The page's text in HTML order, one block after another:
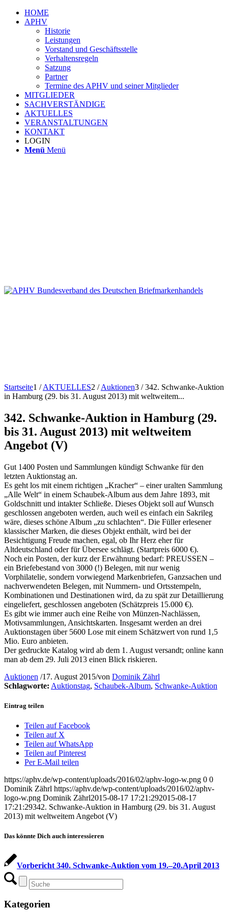
HOME
APHV
Historie
Leistungen
Vorstand und Geschäftsstelle
Verhaltensregeln
Satzung
Partner
Termine des APHV und seiner Mitglieder
MITGLIEDER
SACHVERSTÄNDIGE
AKTUELLES
VERANSTALTUNGEN
KONTAKT
LOGIN
Menü Menü
Startseite1 / AKTUELLES2 / Auktionen3 / 342. Schwanke-Auktion
in Hamburg (29. bis 31. August 2013) mit weltweitem...
342. Schwanke-Auktion in Hamburg (29.
bis 31. August 2013) mit weltweitem
Angebot (V)
Gut 1400 Posten und Sammlungen kündigt Schwanke für den
letzten Auktionstag an.
Es geht los mit einem richtigen „Kracher“ – einer uralten Sammlung
„Alle Welt“ in einem Schaubek-Album aus dem Jahre 1893, mit
Goldschnitt und intakter Schließe. Dieses Objekt soll auf Wunsch
geschlossen angeboten werden, auch weil es einfach ein Sakrileg
wäre, dieses schöne Album „zu schlachten“. Die Füller erlesener
klassischer Marken, die dieses Objekt enthält, wird bei der
Besichtigung Freude machen, egal, ob Ihr Herz eher für
Altdeutschland oder für Übersee schlägt. (Startpreis 6000 €).
Noch ein Posten, der kurz der Erwähnung bedarf: PREUSSEN –
ein Briefebestand von 3000 (!) Belegen, mit nur wenig
Vorphilatelie, sondern vorwiegend Markenbriefen, Ganzsachen und
nachverwendeten Belegen, mit Nummern- und Ortsstempeln,
Kombinationen und Destinationen wird, da zu spät zur Detaillierung
eingeliefert, geschlossen angeboten (Schätzpreis 15.000 €).
Es gibt wie immer auch eine Reihe von Münzen-Nachlässen,
Motivsammlungen, Ansichtskarten. Insgesamt werden an drei
Auktionstagen über 5600 Lose mit einem Schätzwert von rund 1,5
Mio. Euro anbieten.
Der gedruckte Katalog wird ab dem 1. August versandt; online kann
man ab dem 29. Juli 2013 einen Blick riskieren.
Auktionen /17. August 2015/von Dominik Zährl
Schlagworte: Auktionstag, Schaubek-Album, Schwanke-Auktion
Eintrag teilen
Teilen auf Facebook
Teilen auf X
Teilen auf WhatsApp
Teilen auf Pinterest
Per E-Mail teilen
https://aphv.de/wp-content/uploads/2016/02/aphv-logo-w.png 0 0
Dominik Zährl https://aphv.de/wp-content/uploads/2016/02/aphv-
logo-w.png Dominik Zährl2015-08-17 17:21:292015-08-17
17:21:29342. Schwanke-Auktion in Hamburg (29. bis 31. August
2013) mit weltweitem Angebot (V)
Das könnte Dich auch interessieren
Vorbericht 340. Schwanke-Auktion vom 19.–20.April 2013
Kategorien